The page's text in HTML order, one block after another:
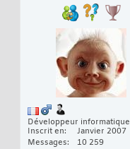
Développeur informatique
Inscrit en
Janvier 2007
Messages
10 259